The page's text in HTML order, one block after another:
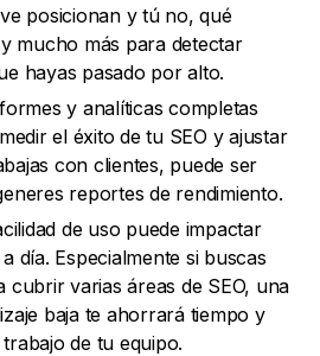
posicionan y tú no, qué
mucho más para detectar
hayas pasado por alto.
y analíticas completas
el éxito de tu SEO y ajustar
con clientes, puede ser
reportes de rendimiento.
de uso puede impactar
día. Especialmente si buscas
cubrir varias áreas de SEO, una
baja te ahorrará tiempo y
de tu equipo.